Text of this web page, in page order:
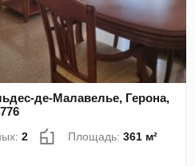
де-Малавелье, Герона,
2 Площадь:361 м²